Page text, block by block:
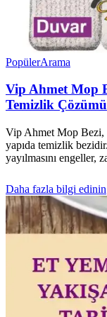
PopülerArama
Vip Ahmet Mop
Temizlik Çözümü
Vip Ahmet Mop Bezi,
yapıda temizlik
yayılmasını engeller,
Daha fazla bilgi edinin